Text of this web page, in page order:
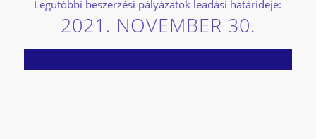
Legutóbbi beszerzési pályázatok leadási határideje:
2021. NOVEMBER 30.